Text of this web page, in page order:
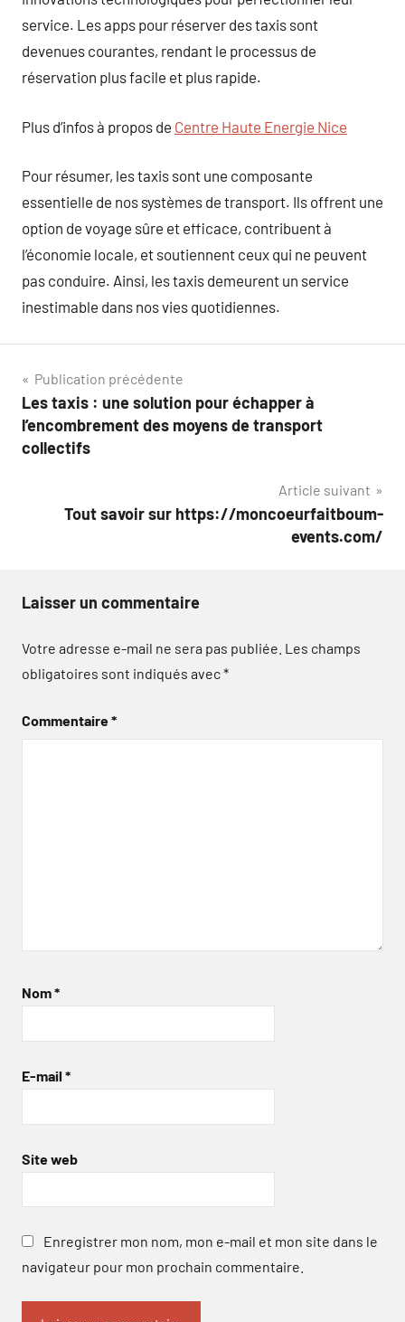
service. Les apps pour réserver des taxis sont
devenues courantes, rendant le processus de
réservation plus facile et plus rapide.
Plus d’infos à propos de Centre Haute Energie Nice
Pour résumer, les taxis sont une composante
essentielle de nos systèmes de transport. Ils offrent une
option de voyage sûre et efficace, contribuent à
l’économie locale, et soutiennent ceux qui ne peuvent
pas conduire. Ainsi, les taxis demeurent un service
inestimable dans nos vies quotidiennes.
Navigation
de
l’article
Publication précédente
Les taxis : une solution pour échapper à
l’encombrement des moyens de transport
collectifs
Article suivant
Tout savoir sur https://moncoeurfaitboum-
events.com/
Laisser un commentaire
Votre adresse e-mail ne sera pas publiée. Les champs
obligatoires sont indiqués avec*
Commentaire*
Nom*
E-mail *
Site web
Enregistrer mon nom, mon e-mail et mon site dans le
navigateur pour mon prochain commentaire.